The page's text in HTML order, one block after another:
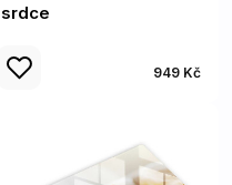
srdce
949 Kč